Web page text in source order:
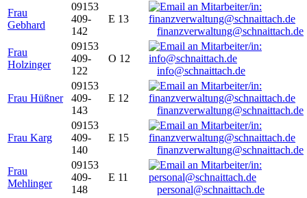
Frau
Gebhard
09153
409-
142
E 13
finanzverwaltung@schnaittach.de
Frau
Holzinger
09153
409-
122
O 12
info@schnaittach.de
Frau Hüßner
09153
409-
143
E 12
finanzverwaltung@schnaittach.de
Frau Karg
09153
409-
140
E 15
finanzverwaltung@schnaittach.de
Frau
Mehlinger
09153
409-
148
E 11
personal@schnaittach.de